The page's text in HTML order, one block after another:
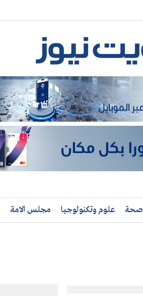
صحة علوم وتكنولوجيا مجلس الامة